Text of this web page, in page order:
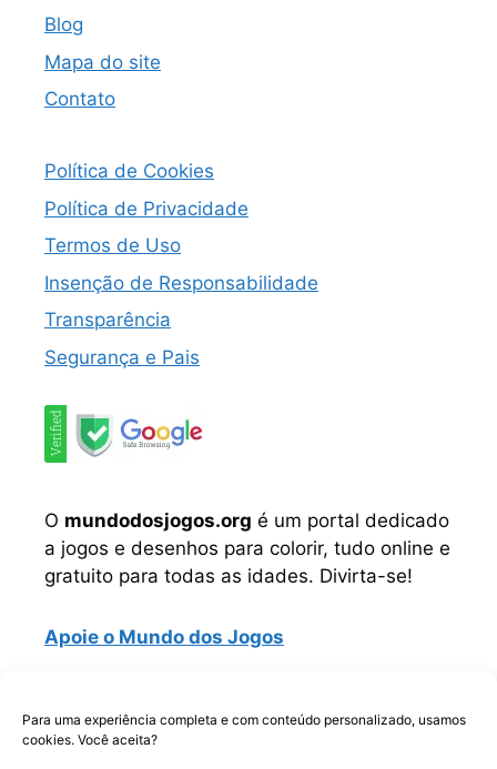
Para uma experiência completa e com conteúdo personalizado, usamos
cookies. Você aceita?
Blog
Mapa do site
Contato
Política de Cookies
Política de Privacidade
Termos de Uso
Insenção de Responsabilidade
Transparência
Segurança e Pais
O mundodosjogos.org é um portal dedicado
a jogos e desenhos para colorir, tudo online e
gratuito para todas as idades. Divirta-se!
Apoie o Mundo dos Jogos
Telegram WhatsApp